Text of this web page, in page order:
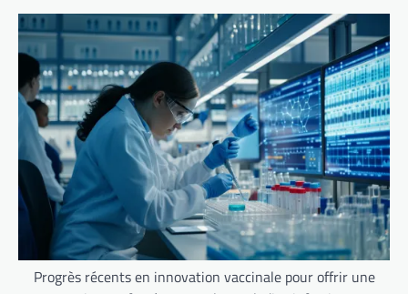
Progrès récents en innovation vaccinale pour offrir une